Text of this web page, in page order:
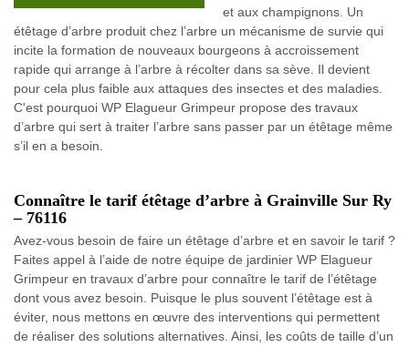
et aux champignons. Un
étêtage d’arbre produit chez l’arbre un mécanisme de survie qui
incite la formation de nouveaux bourgeons à accroissement
rapide qui arrange à l’arbre à récolter dans sa sève. Il devient
pour cela plus faible aux attaques des insectes et des maladies.
C'est pourquoi WP Elagueur Grimpeur propose des travaux
d’arbre qui sert à traiter l’arbre sans passer par un étêtage même
s’il en a besoin.
Connaître le tarif étêtage d’arbre à Grainville Sur Ry
– 76116
Avez-vous besoin de faire un étêtage d’arbre et en savoir le tarif ?
Faites appel à l’aide de notre équipe de jardinier WP Elagueur
Grimpeur en travaux d’arbre pour connaître le tarif de l’étêtage
dont vous avez besoin. Puisque le plus souvent l’étêtage est à
éviter, nous mettons en œuvre des interventions qui permettent
de réaliser des solutions alternatives. Ainsi, les coûts de taille d’un